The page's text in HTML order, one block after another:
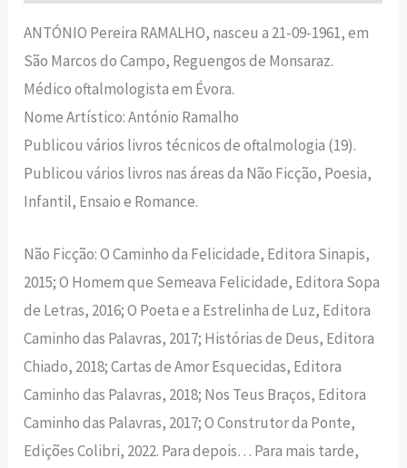
ANTÓNIO Pereira RAMALHO, nasceu a 21-09-1961, em
São Marcos do Campo, Reguengos de Monsaraz.
Médico oftalmologista em Évora.
Nome Artístico: António Ramalho
Publicou vários livros técnicos de oftalmologia (19).
Publicou vários livros nas áreas da Não Ficção, Poesia,
Infantil, Ensaio e Romance.
Não Ficção: O Caminho da Felicidade, Editora Sinapis,
2015; O Homem que Semeava Felicidade, Editora Sopa
de Letras, 2016; O Poeta e a Estrelinha de Luz, Editora
Caminho das Palavras, 2017; Histórias de Deus, Editora
Chiado, 2018; Cartas de Amor Esquecidas, Editora
Caminho das Palavras, 2018; Nos Teus Braços, Editora
Caminho das Palavras, 2017; O Construtor da Ponte,
Edições Colibri, 2022. Para depois… Para mais tarde,